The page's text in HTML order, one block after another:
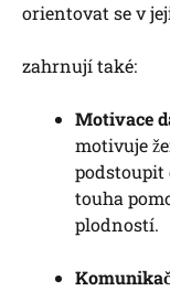
orientovat se v
zahrnují také:
Motivace
motivuje
podstoupit
touha
plodností.